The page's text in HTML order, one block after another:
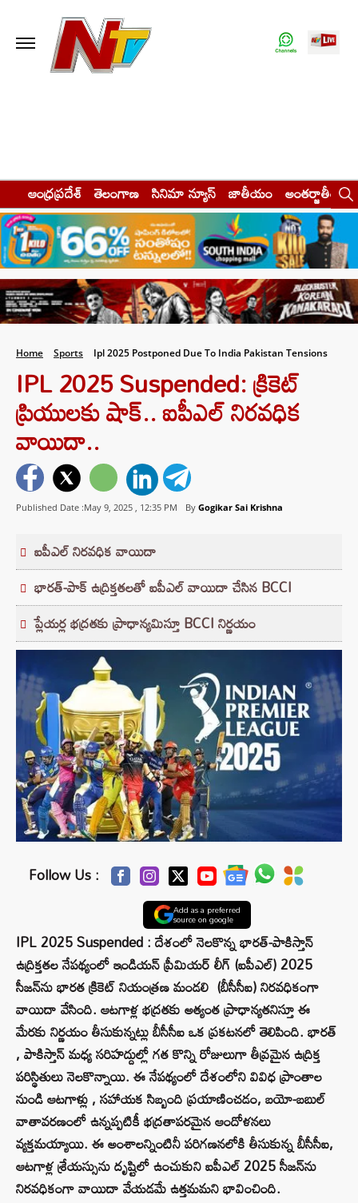
ఆంధ్రప్రదేశ్ తెలంగాణ సినిమా న్యూస్ జాతీయం అంతర్జాతీయం
Home Sports Ipl 2025 Postponed Due To India Pakistan Tensions
IPL 2025 Suspended: క్రికెట్
ప్రియులకు షాక్.. ఐపీఎల్‌ నిరవధిక
వాయిదా..
Published Date :May 9, 2025 , 12:35 PM By Gogikar Sai Krishna
ఐపీఎల్‌ నిరవధిక వాయిదా
భారత్‌-పాక్‌ ఉద్రిక్తతలతో ఐపీఎల్‌ వాయిదా చేసిన BCCI
ప్లేయర్ల భద్రతకు ప్రాధాన్యమిస్తూ BCCI నిర్ణయం
Follow Us :
Add as a preferred
source on google
IPL 2025 Suspended : దేశంలో నెలకొన్న భారత్-పాకిస్తాన్
ఉద్రిక్తతల నేపథ్యంలో ఇండియన్ ప్రీమియర్ లీగ్ (ఐపీఎల్) 2025
సీజన్‌ను భారత క్రికెట్ నియంత్రణ మండలి (బీసీసీఐ) నిరవధికంగా
వాయిదా వేసింది. ఆటగాళ్ల భద్రతకు అత్యంత ప్రాధాన్యతనిస్తూ ఈ
మేరకు నిర్ణయం తీసుకున్నట్లు బీసీసీఐ ఒక ప్రకటనలో తెలిపింది. భారత్
, పాకిస్తాన్ మధ్య సరిహద్దుల్లో గత కొన్ని రోజులుగా తీవ్రమైన ఉద్రిక్త
పరిస్థితులు నెలకొన్నాయి. ఈ నేపథ్యంలో దేశంలోని వివిధ ప్రాంతాల
నుండి ఆటగాళ్లు , సహాయక సిబ్బంది ప్రయాణించడం, బయో-బబుల్
వాతావరణంలో ఉన్నప్పటికీ భద్రతాపరమైన ఆందోళనలు
వ్యక్తమయ్యాయి. ఈ అంశాలన్నింటినీ పరిగణనలోకి తీసుకున్న బీసీసీఐ,
ఆటగాళ్ల శ్రేయస్సును దృష్టిలో ఉంచుకుని ఐపీఎల్ 2025 సీజన్‌ను
నిరవధికంగా వాయిదా వేయడమే ఉత్తమమని భావించింది.